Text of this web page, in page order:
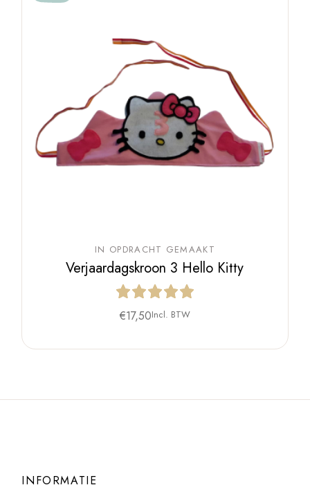
IN OPDRACHT GEMAAKT
Verjaardagskroon 3 Hello Kitty
€17,50Incl. BTW
INFORMATIE